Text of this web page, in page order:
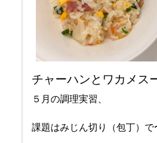
チャーハンとワカメス
５月の調理実習、
課題はみじん切り（包丁）で